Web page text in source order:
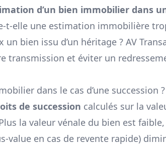
d’un bien immobilier dans
t-elle une estimation immobilière
bien issu d’un héritage ? AV
transmission et éviter un
dans le cas d’une succession ?
de succession calculés sur la
la valeur vénale du bien est
value en cas de revente rapide)